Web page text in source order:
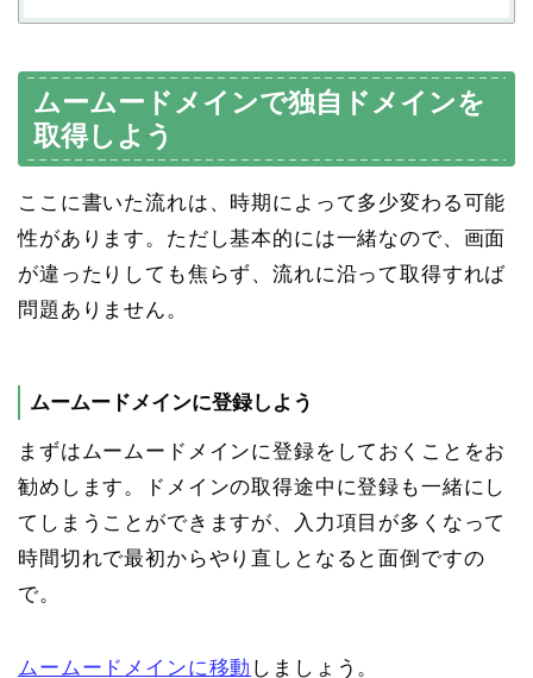
ムームードメインで独自ドメインを
取得しよう
ここに書いた流れは、時期によって多少変わる可能
性があります。ただし基本的には一緒なので、画面
が違ったりしても焦らず、流れに沿って取得すれば
問題ありません。
ムームードメインに登録しよう
まずはムームードメインに登録をしておくことをお
勧めします。ドメインの取得途中に登録も一緒にし
てしまうことができますが、入力項目が多くなって
時間切れで最初からやり直しとなると面倒ですの
で。
ムームードメインに移動 しましょう。